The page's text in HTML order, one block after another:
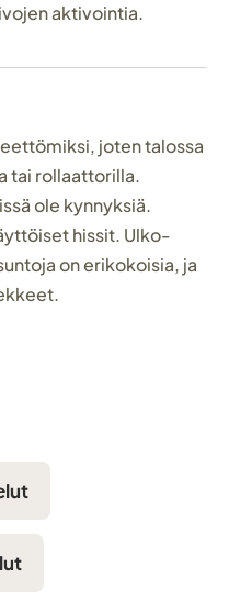
aktivointia.
joten talossa
tai rollaattorilla.
ole kynnyksiä.
hissit. Ulko-
on erikokoisia, ja